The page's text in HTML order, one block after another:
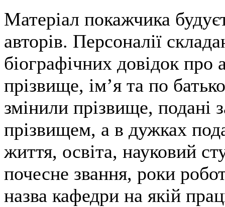
Матеріал покажчика
авторів. Персоналії
біографічних довідок про
прізвище, ім’я та по
змінили прізвище, подані
прізвищем, а в дужках
життя, освіта, науковий
почесне звання, роки
назва кафедри на якій